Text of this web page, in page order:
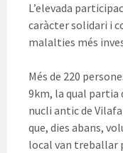
L’elevada
caràcter solidari i
malalties més
Més de 220
9km, la qual partia
nucli antic de
que, dies abans,
local van treballar